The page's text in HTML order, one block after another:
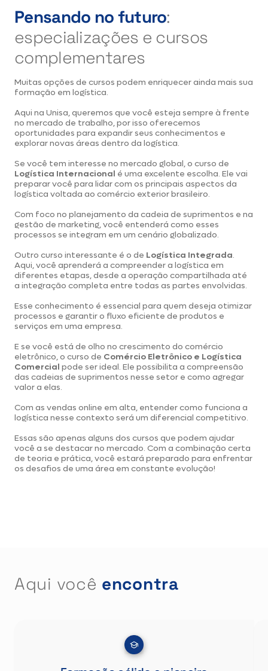
Pensando no futuro:
especializações e cursos
complementares
Muitas opções de cursos podem enriquecer ainda mais sua
formação em logística.
Aqui na Unisa, queremos que você esteja sempre à frente
no mercado de trabalho, por isso oferecemos
oportunidades para expandir seus conhecimentos e
explorar novas áreas dentro da logística.
Se você tem interesse no mercado global, o curso de
Logística Internacional é uma excelente escolha. Ele vai
preparar você para lidar com os principais aspectos da
logística voltada ao comércio exterior brasileiro.
Com foco no planejamento da cadeia de suprimentos e na
gestão de marketing, você entenderá como esses
processos se integram em um cenário globalizado.
Outro curso interessante é o de Logística Integrada.
Aqui, você aprenderá a compreender a logística em
diferentes etapas, desde a operação compartilhada até
a integração completa entre todas as partes envolvidas.
Esse conhecimento é essencial para quem deseja otimizar
processos e garantir o fluxo eficiente de produtos e
serviços em uma empresa.
E se você está de olho no crescimento do comércio
eletrônico, o curso de Comércio Eletrônico e Logística
Comercial pode ser ideal. Ele possibilita a compreensão
das cadeias de suprimentos nesse setor e como agregar
valor a elas.
Com as vendas online em alta, entender como funciona a
logística nesse contexto será um diferencial competitivo.
Essas são apenas alguns dos cursos que podem ajudar
você a se destacar no mercado. Com a combinação certa
de teoria e prática, você estará preparado para enfrentar
os desafios de uma área em constante evolução!
Aqui você encontra